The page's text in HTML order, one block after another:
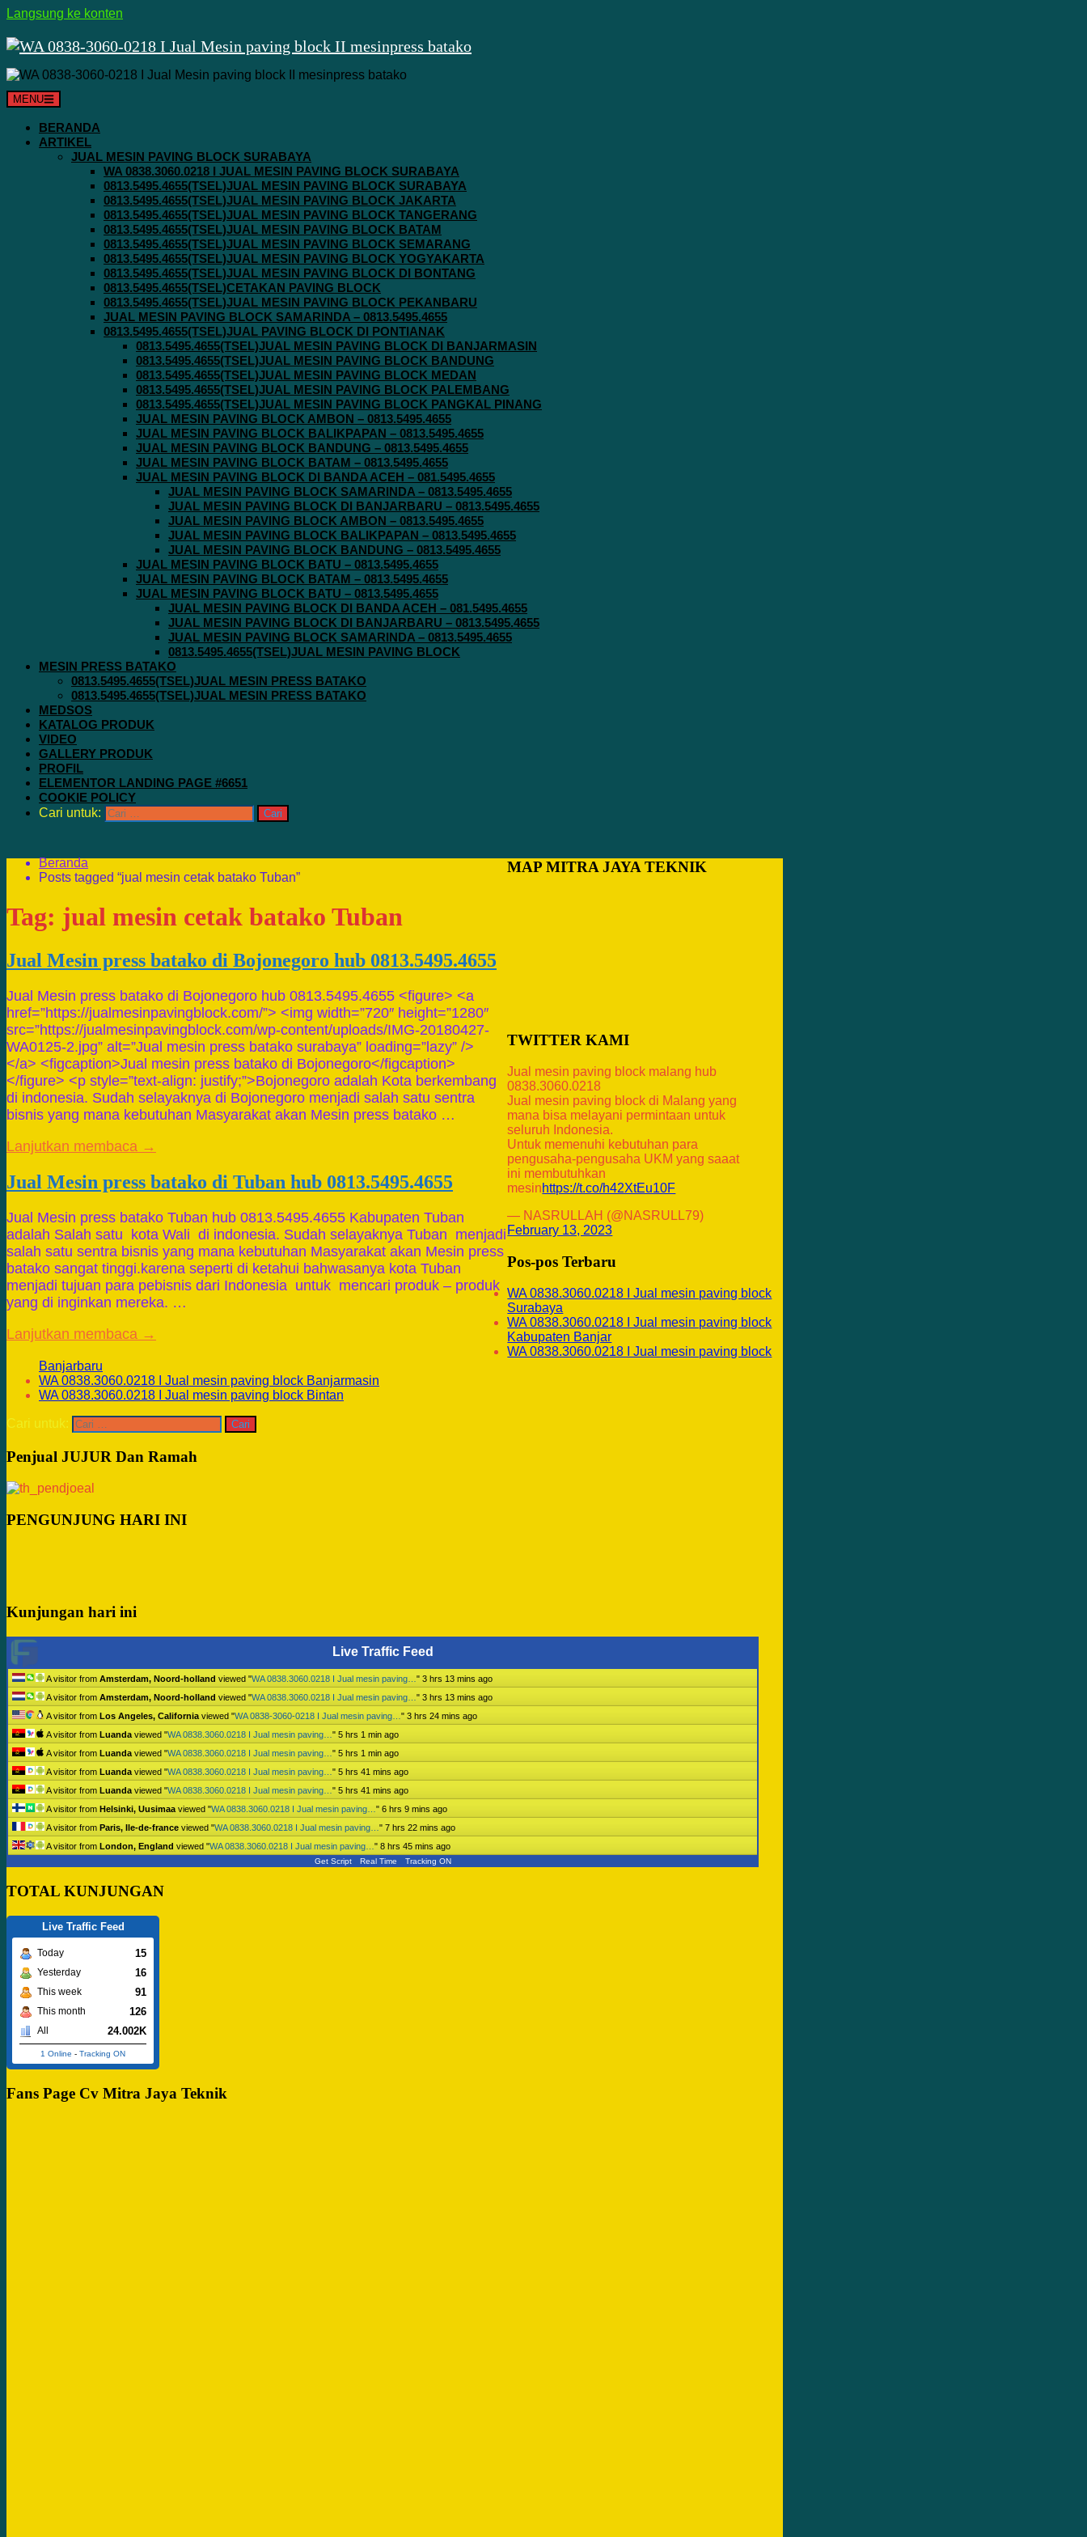
Langsung ke konten
MENU
BERANDA
ARTIKEL
JUAL MESIN PAVING BLOCK SURABAYA
WA 0838.3060.0218 I JUAL MESIN PAVING BLOCK SURABAYA
0813.5495.4655(TSEL)JUAL MESIN PAVING BLOCK SURABAYA
0813.5495.4655(TSEL)JUAL MESIN PAVING BLOCK JAKARTA
0813.5495.4655(TSEL)JUAL MESIN PAVING BLOCK TANGERANG
0813.5495.4655(TSEL)JUAL MESIN PAVING BLOCK BATAM
0813.5495.4655(TSEL)JUAL MESIN PAVING BLOCK SEMARANG
0813.5495.4655(TSEL)JUAL MESIN PAVING BLOCK YOGYAKARTA
0813.5495.4655(TSEL)JUAL MESIN PAVING BLOCK DI BONTANG
0813.5495.4655(TSEL)CETAKAN PAVING BLOCK
0813.5495.4655(TSEL)JUAL MESIN PAVING BLOCK PEKANBARU
JUAL MESIN PAVING BLOCK SAMARINDA – 0813.5495.4655
0813.5495.4655(TSEL)JUAL PAVING BLOCK DI PONTIANAK
0813.5495.4655(TSEL)JUAL MESIN PAVING BLOCK DI BANJARMASIN
0813.5495.4655(TSEL)JUAL MESIN PAVING BLOCK BANDUNG
0813.5495.4655(TSEL)JUAL MESIN PAVING BLOCK MEDAN
0813.5495.4655(TSEL)JUAL MESIN PAVING BLOCK PALEMBANG
0813.5495.4655(TSEL)JUAL MESIN PAVING BLOCK PANGKAL PINANG
JUAL MESIN PAVING BLOCK AMBON – 0813.5495.4655
JUAL MESIN PAVING BLOCK BALIKPAPAN – 0813.5495.4655
JUAL MESIN PAVING BLOCK BANDUNG – 0813.5495.4655
JUAL MESIN PAVING BLOCK BATAM – 0813.5495.4655
JUAL MESIN PAVING BLOCK DI BANDA ACEH – 081.5495.4655
JUAL MESIN PAVING BLOCK SAMARINDA – 0813.5495.4655
JUAL MESIN PAVING BLOCK DI BANJARBARU – 0813.5495.4655
JUAL MESIN PAVING BLOCK AMBON – 0813.5495.4655
JUAL MESIN PAVING BLOCK BALIKPAPAN – 0813.5495.4655
JUAL MESIN PAVING BLOCK BANDUNG – 0813.5495.4655
JUAL MESIN PAVING BLOCK BATU – 0813.5495.4655
JUAL MESIN PAVING BLOCK BATAM – 0813.5495.4655
JUAL MESIN PAVING BLOCK BATU – 0813.5495.4655
JUAL MESIN PAVING BLOCK DI BANDA ACEH – 081.5495.4655
JUAL MESIN PAVING BLOCK DI BANJARBARU – 0813.5495.4655
JUAL MESIN PAVING BLOCK SAMARINDA – 0813.5495.4655
0813.5495.4655(TSEL)JUAL MESIN PAVING BLOCK
MESIN PRESS BATAKO
0813.5495.4655(TSEL)JUAL MESIN PRESS BATAKO
0813.5495.4655(TSEL)JUAL MESIN PRESS BATAKO
MEDSOS
KATALOG PRODUK
VIDEO
GALLERY PRODUK
PROFIL
ELEMENTOR LANDING PAGE #6651
COOKIE POLICY
Cari untuk:
Beranda
Posts tagged “jual mesin cetak batako Tuban”
Tag: jual mesin cetak batako Tuban
Jual Mesin press batako di Bojonegoro hub 0813.5495.4655
Jual Mesin press batako di Bojonegoro hub 0813.5495.4655 <figure> <a
href=”https://jualmesinpavingblock.com/”> <img width=”720″ height=”1280″
src=”https://jualmesinpavingblock.com/wp-content/uploads/IMG-20180427-
WA0125-2.jpg” alt=”Jual mesin press batako surabaya” loading=”lazy” />
</a> <figcaption>Jual mesin press batako di Bojonegoro</figcaption>
</figure> <p style=”text-align: justify;”>Bojonegoro adalah Kota berkembang
di indonesia. Sudah selayaknya di Bojonegoro menjadi salah satu sentra
bisnis yang mana kebutuhan Masyarakat akan Mesin press batako …
Lanjutkan membaca →
Jual Mesin press batako di Tuban hub 0813.5495.4655
Jual Mesin press batako Tuban hub 0813.5495.4655 Kabupaten Tuban
adalah Salah satu kota Wali di indonesia. Sudah selayaknya Tuban menjadi
salah satu sentra bisnis yang mana kebutuhan Masyarakat akan Mesin press
batako sangat tinggi.karena seperti di ketahui bahwasanya kota Tuban
menjadi tujuan para pebisnis dari Indonesia untuk mencari produk – produk
yang di inginkan mereka. …
Lanjutkan membaca →
MAP MITRA JAYA TEKNIK
TWITTER KAMI
Jual mesin paving block malang hub
0838.3060.0218
Jual mesin paving block di Malang yang
mana bisa melayani permintaan untuk
seluruh Indonesia.
Untuk memenuhi kebutuhan para
pengusaha-pengusaha UKM yang saaat
ini membutuhkan
mesinhttps://t.co/h42XtEu10F
— NASRULLAH (@NASRULL79)
February 13, 2023
Pos-pos Terbaru
WA 0838.3060.0218 I Jual mesin paving block
Surabaya
WA 0838.3060.0218 I Jual mesin paving block
Kabupaten Banjar
WA 0838.3060.0218 I Jual mesin paving block
Banjarbaru
WA 0838.3060.0218 I Jual mesin paving block Banjarmasin
WA 0838.3060.0218 I Jual mesin paving block Bintan
Cari untuk:
Penjual JUJUR Dan Ramah
PENGUNJUNG HARI INI
Kunjungan hari ini
Live Traffic Feed
A visitor from Amsterdam, Noord-holland viewed "WA 0838.3060.0218 I Jual mesin paving… " 3 hrs 13 mins ago
A visitor from Amsterdam, Noord-holland viewed "WA 0838.3060.0218 I Jual mesin paving… " 3 hrs 13 mins ago
A visitor from Los Angeles, California viewed "WA 0838-3060-0218 I Jual mesin paving… " 3 hrs 24 mins ago
A visitor from Luanda viewed "WA 0838.3060.0218 I Jual mesin paving… " 5 hrs 1 min ago
A visitor from Luanda viewed "WA 0838.3060.0218 I Jual mesin paving… " 5 hrs 1 min ago
A visitor from Luanda viewed "WA 0838.3060.0218 I Jual mesin paving… " 5 hrs 41 mins ago
A visitor from Luanda viewed "WA 0838.3060.0218 I Jual mesin paving… " 5 hrs 41 mins ago
A visitor from Helsinki, Uusimaa viewed "WA 0838.3060.0218 I Jual mesin paving… " 6 hrs 9 mins ago
A visitor from Paris, Ile-de-france viewed "WA 0838.3060.0218 I Jual mesin paving… " 7 hrs 22 mins ago
A visitor from London, England viewed "WA 0838.3060.0218 I Jual mesin paving… " 8 hrs 45 mins ago
Get Script Real Time Tracking ON
TOTAL KUNJUNGAN
Live Traffic Feed
Today 15
Yesterday 16
This week 91
This month 126
All 24.002K
1 Online - Tracking ON
Fans Page Cv Mitra Jaya Teknik